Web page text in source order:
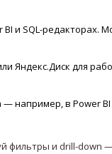
и SQL-редакторах.
Яндекс.Диск для
например, в Power
фильтры и drill-